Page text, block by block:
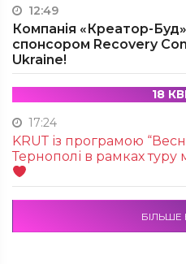
12:49
Компанія «Креатор-
спонсором Recovery
Ukraine!
18
17:24
KRUТ із програмою
Тернополі в рамках туру